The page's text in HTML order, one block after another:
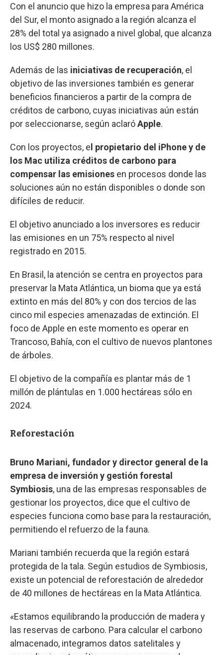
Con el anuncio que hizo la empresa para América
del Sur, el monto asignado a la región alcanza el
28% del total ya asignado a nivel global, que alcanza
los US$ 280 millones.
Además de las iniciativas de recuperación, el
objetivo de las inversiones también es generar
beneficios financieros a partir de la compra de
créditos de carbono, cuyas iniciativas aún están
por seleccionarse, según aclaróApple.
Con los proyectos, e l propietario del iPhone y de
los Mac utiliza créditos de carbono para
compensar las emisiones en procesos donde las
soluciones aún no están disponibles o donde son
difíciles de reducir.
El objetivo anunciado a los inversores es reducir
las emisiones en un 75% respecto al nivel
registrado en 2015.
En Brasil, la atención se centra en proyectos para
preservar la Mata Atlántica, un bioma que ya está
extinto en más del 80% y con dos tercios de las
cinco mil especies amenazadas de extinción. El
foco de Apple en este momento es operar en
Trancoso, Bahía, con el cultivo de nuevos plantones
de árboles.
El objetivo de la compañía es plantar más de 1
millón de plántulas en 1.000 hectáreas sólo en
2024.
Reforestación
Bruno Mariani, fundador y director general de la
empresa de inversión y gestión forestal
Symbiosis, una de las empresas responsables de
gestionar los proyectos, dice que el cultivo de
especies funciona como base para la restauración,
permitiendo el refuerzo de la fauna.
Mariani también recuerda que la región estará
protegida de la tala. Según estudios de Symbiosis,
existe un potencial de reforestación de alrededor
de 40 millones de hectáreas en la Mata Atlántica.
«Estamos equilibrando la producción de madera y
las reservas de carbono. Para calcular el carbono
almacenado, integramos datos satelitales y